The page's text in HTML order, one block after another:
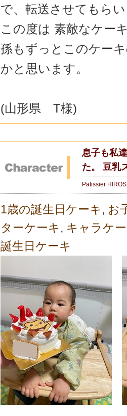
で、転送させてもら
この度は 素敵なケー
孫もずっとこのケー
かと思います。
(山形県 T様)
息子も私
た。 豆乳
Patissier
1歳の誕生日ケーキ , お
ターケーキ , キャラケ
誕生日ケーキ